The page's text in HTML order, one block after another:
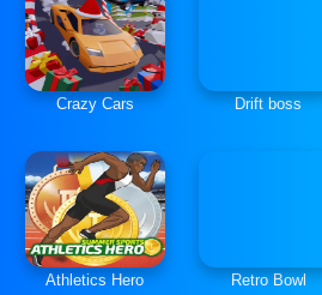
Crazy Cars Drift boss
Athletics Hero Retro Bowl